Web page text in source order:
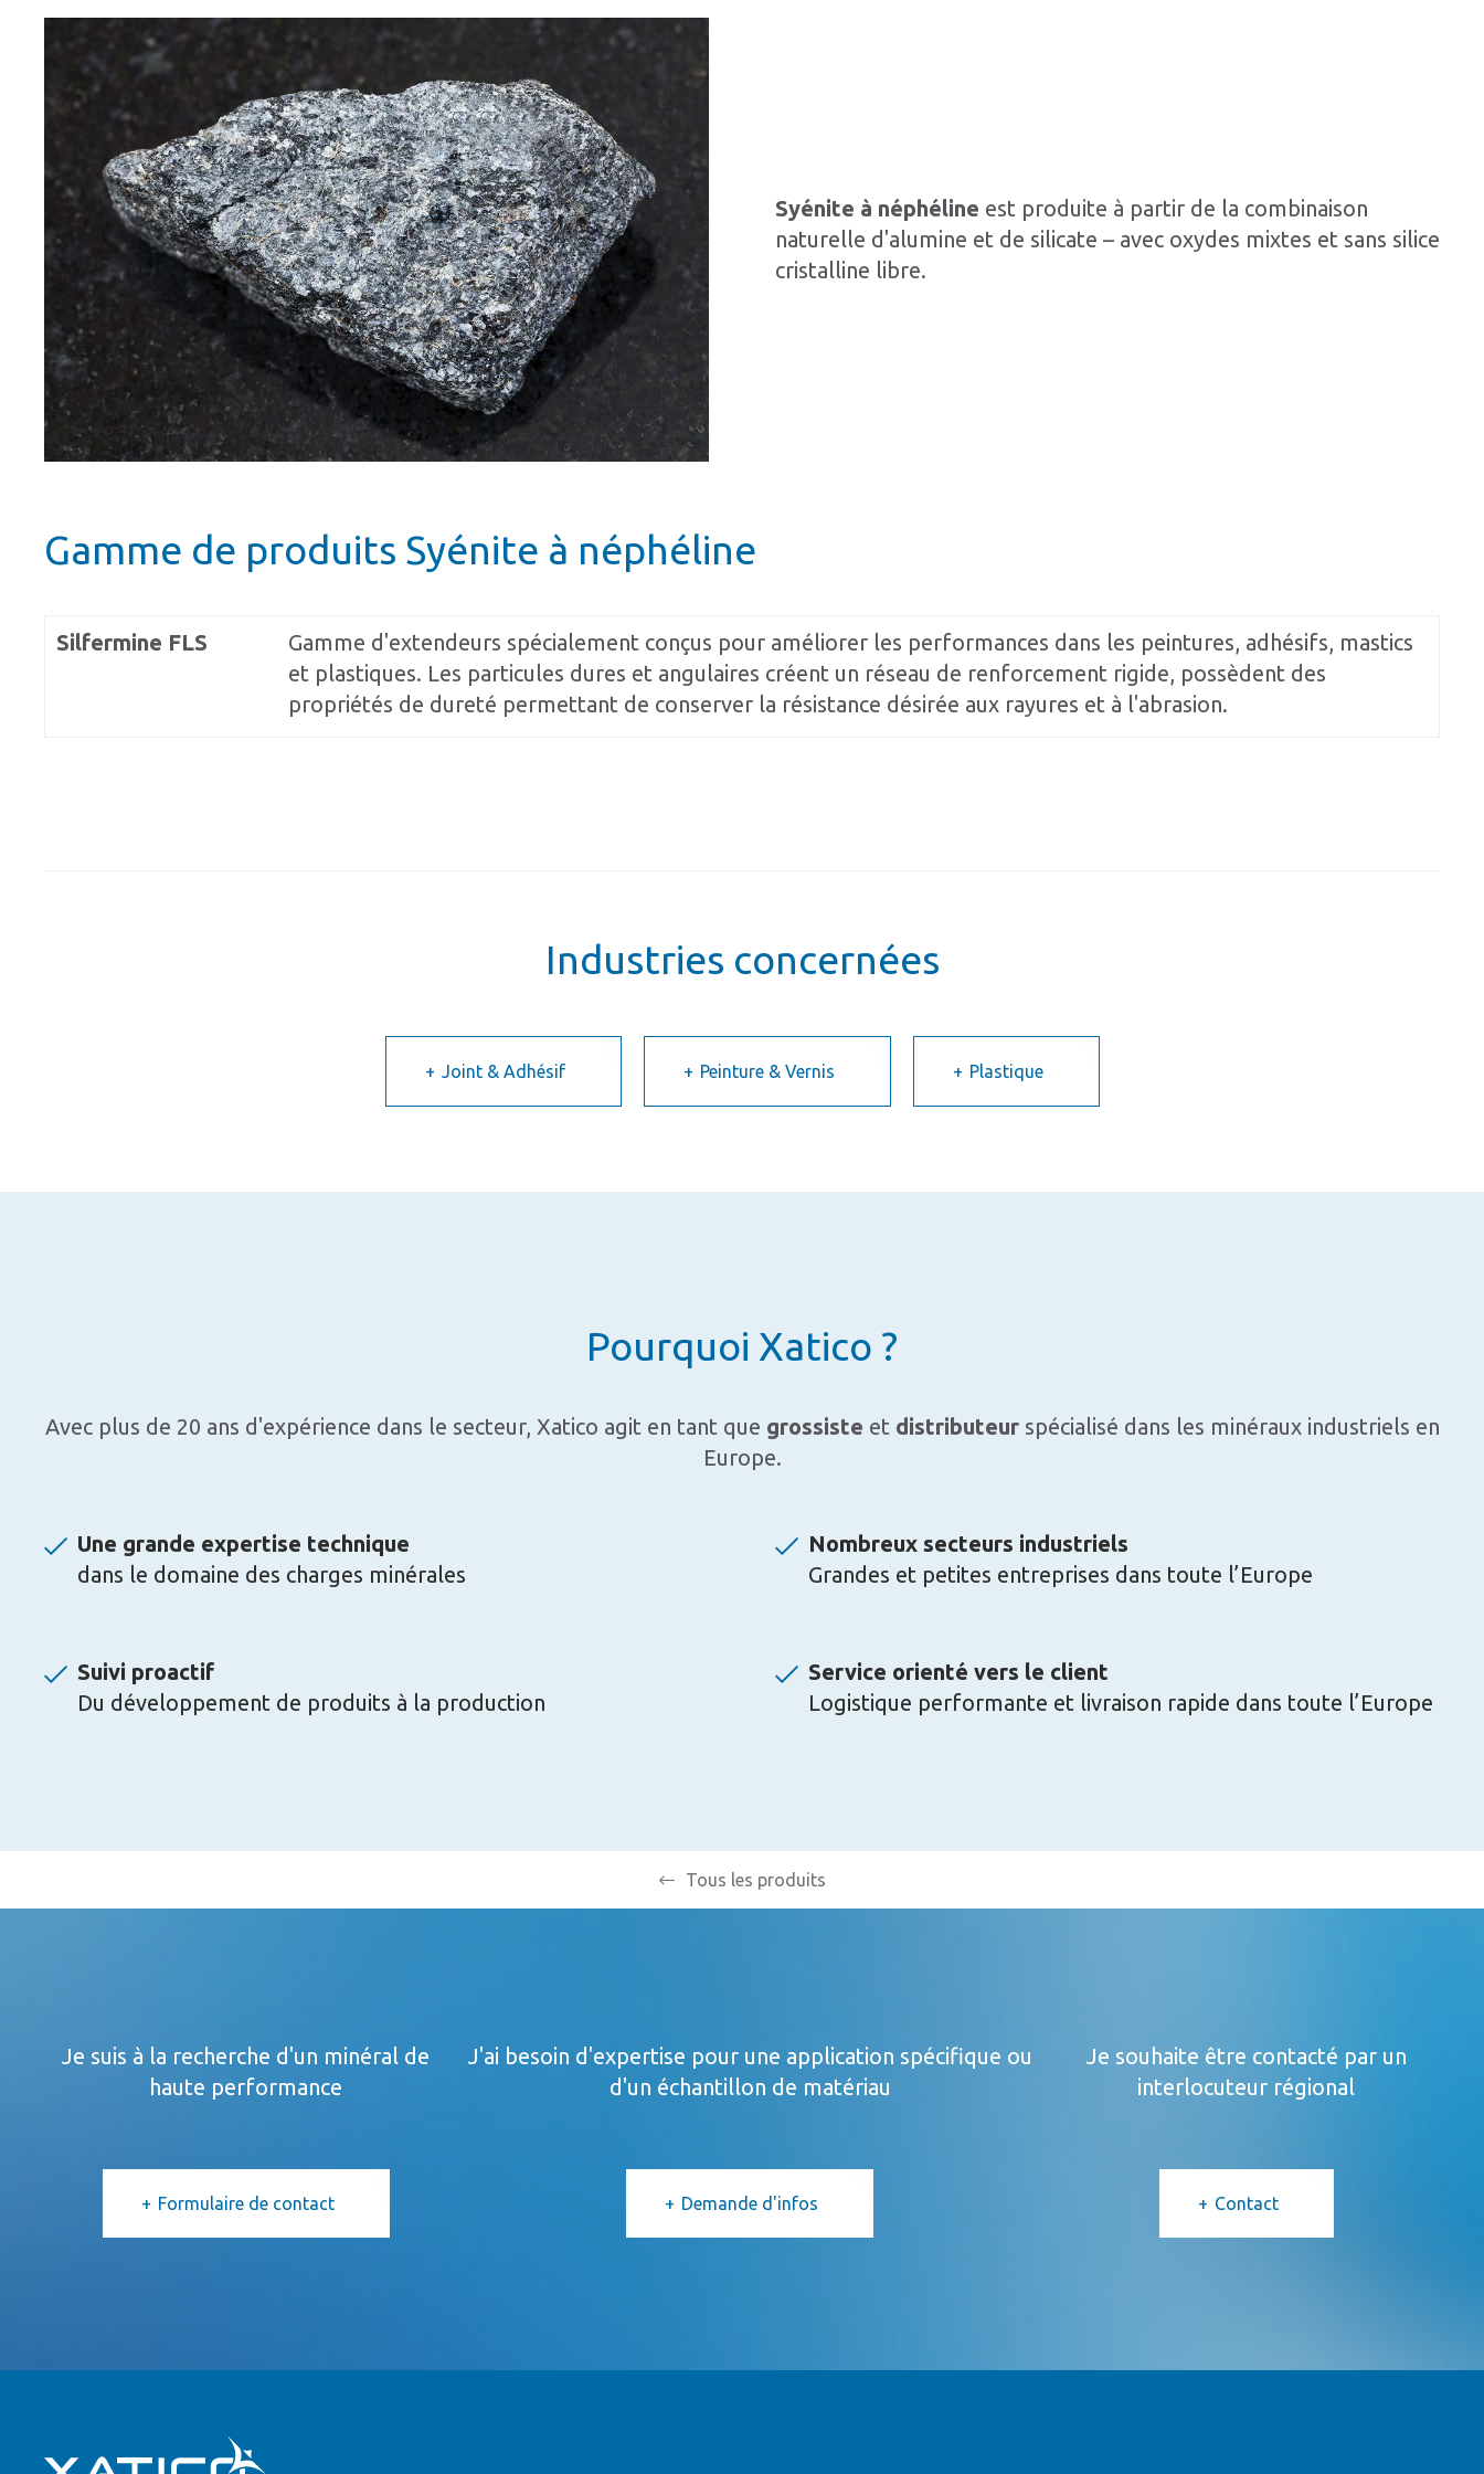
Syénite à néphéline est produite à partir de la combinaison
naturelle d'alumine et de silicate – avec oxydes mixtes et sans silice
cristalline libre.
Gamme de produits Syénite à néphéline
Silfermine FLS
Gamme d'extendeurs spécialement conçus pour améliorer les performances dans les peintures, adhésifs, mastics
et plastiques. Les particules dures et angulaires créent un réseau de renforcement rigide, possèdent des
propriétés de dureté permettant de conserver la résistance désirée aux rayures et à l'abrasion.
Industries concernées
Joint & Adhésif Peinture & Vernis Plastique
Pourquoi Xatico ?
Avec plus de 20 ans d'expérience dans le secteur, Xatico agit en tant que grossiste et distributeurspécialisé dans les minéraux industriels en
Europe.
Une grande expertise technique
dans le domaine des charges minérales
Nombreux secteurs industriels
Grandes et petites entreprises dans toute l’Europe
Suivi proactif
Du développement de produits à la production
Service orienté vers le client
Logistique performante et livraison rapide dans toute l’Europe
Tous les produits
Je suis à la recherche d'un minéral de
haute performance
Formulaire de contact
J'ai besoin d'expertise pour une application spécifique ou
d'un échantillon de matériau
Demande d'infos
Je souhaite être contacté par un
interlocuteur régional
Contact